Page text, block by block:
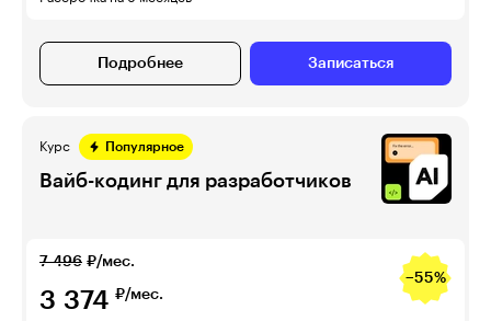
Подробнее Записаться
Курс Популярное
Вайб-кодинг для разработчиков
7 496 ₽/мес.
−55%
3 374 ₽/мес.